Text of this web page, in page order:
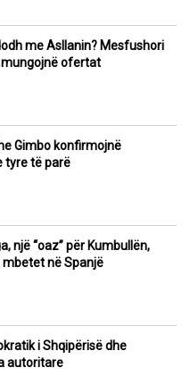
me Asllanin? Mesfushori
mungojnë ofertat
Gimbo konfirmojnë
tyre të parë
një “oaz” për Kumbullën,
në Spanjë
i Shqipërisë dhe
autoritare